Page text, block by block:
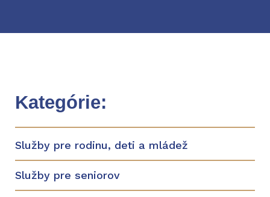
Kategórie:
Služby pre rodinu, deti a mládež
Služby pre seniorov